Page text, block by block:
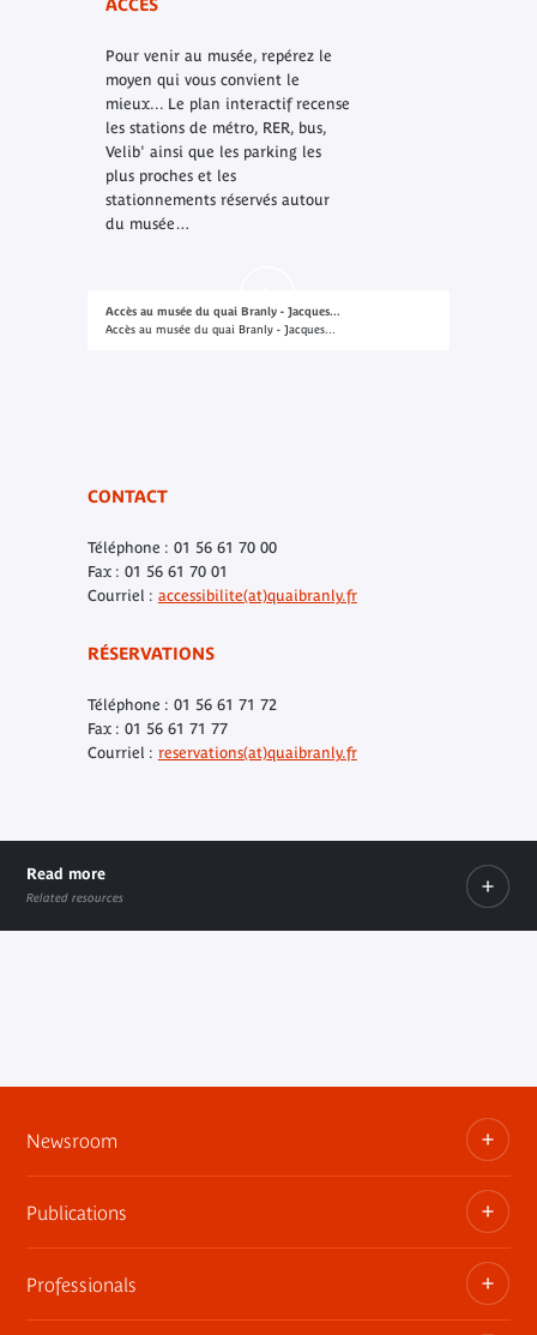
ACCÈS
Pour venir au musée, repérez le
moyen qui vous convient le
mieux... Le plan interactif recense
les stations de métro, RER, bus,
Velib' ainsi que les parking les
plus proches et les
stationnements réservés autour
du musée…
Accès au musée du quai Branly - Jacques...
Accès au musée du quai Branly - Jacques...
CONTACT
Téléphone : 01 56 61 70 00
Fax : 01 56 61 70 01
Courriel : accessibilite(at)quaibranly.fr
RÉSERVATIONS
Téléphone : 01 56 61 71 72
Fax : 01 56 61 71 77
Courriel : reservations(at)quaibranly.fr
Read more
Related resources
Newsroom
Information kits, press releases, trailers
Press contact
Publications
The museum publications
Professionals